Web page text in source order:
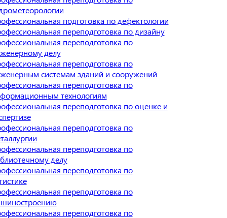
подготовка по дефектологии
переподготовка по дизайну
переподготовка по
делу
переподготовка по
системам зданий и сооружений
переподготовка по
технологиям
переподготовка по оценке и
переподготовка по
переподготовка по
делу
переподготовка по
переподготовка по
переподготовка по